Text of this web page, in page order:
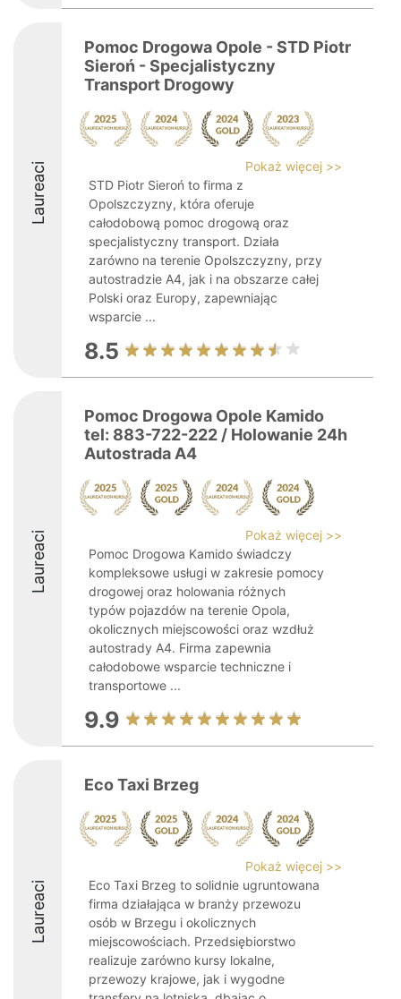
Laureaci
Pomoc Drogowa Opole - STD Piotr
Sieroń - Specjalistyczny
Transport Drogowy
Pokaż więcej >>
STD Piotr Sieroń to firma z
Opolszczyzny, która oferuje
całodobową pomoc drogową oraz
specjalistyczny transport. Działa
zarówno na terenie Opolszczyzny, przy
autostradzie A4, jak i na obszarze całej
Polski oraz Europy, zapewniając
wsparcie ...
8.5
Laureaci
Pomoc Drogowa Opole Kamido
tel: 883-722-222 / Holowanie 24h
Autostrada A4
Pokaż więcej >>
Pomoc Drogowa Kamido świadczy
kompleksowe usługi w zakresie pomocy
drogowej oraz holowania różnych
typów pojazdów na terenie Opola,
okolicznych miejscowości oraz wzdłuż
autostrady A4. Firma zapewnia
całodobowe wsparcie techniczne i
transportowe ...
9.9
Laureaci
Eco Taxi Brzeg
Pokaż więcej >>
Eco Taxi Brzeg to solidnie ugruntowana
firma działająca w branży przewozu
osób w Brzegu i okolicznych
miejscowościach. Przedsiębiorstwo
realizuje zarówno kursy lokalne,
przewozy krajowe, jak i wygodne